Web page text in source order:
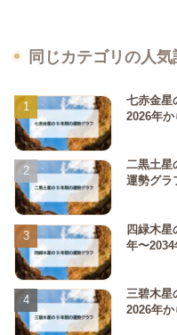
同じカテゴリの人気
七赤金星
2026年
二黒土星
運勢グラ
四緑木
年〜
三碧木星
2026年